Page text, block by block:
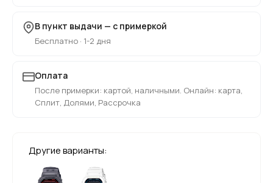
В пункт выдачи — с примеркой
Бесплатно · 1-2 дня
Оплата
После примерки: картой, наличными. Онлайн: карта,
Сплит, Долями, Рассрочка
Другие варианты: